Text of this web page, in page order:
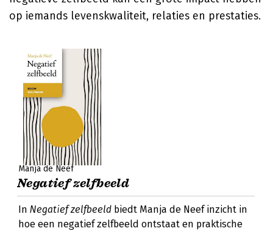
op iemands levenskwaliteit, relaties en prestaties.
Manja de Neef
Negatief zelfbeeld
In Negatief zelfbeeld biedt Manja de Neef inzicht in
hoe een negatief zelfbeeld ontstaat en praktische